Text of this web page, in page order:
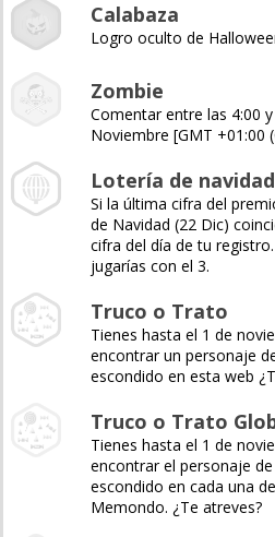
Calabaza
Logro oculto de
Zombie
Comentar entre las 4:00
Noviembre [GMT +01:00
Lotería de navidad
Si la última cifra del
de Navidad (22 Dic)
cifra del día de tu
jugarías con el 3.
Truco o Trato
Tienes hasta el 1 de
encontrar un personaje
escondido en esta web
Truco o Trato
Tienes hasta el 1 de
encontrar el personaje
escondido en cada una
Memondo. ¿Te atreves?